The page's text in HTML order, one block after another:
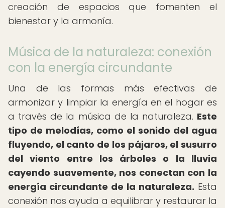
creación de espacios que fomenten el
bienestar y la armonía.
Música de la naturaleza: conexión
con la energía circundante
Una de las formas más efectivas de
armonizar y limpiar la energía en el hogar es
a través de la música de la naturaleza. Este
tipo de melodías, como el sonido del agua
fluyendo, el canto de los pájaros, el susurro
del viento entre los árboles o la lluvia
cayendo suavemente, nos conectan con la
energía circundante de la naturaleza. Esta
conexión nos ayuda a equilibrar y restaurar la